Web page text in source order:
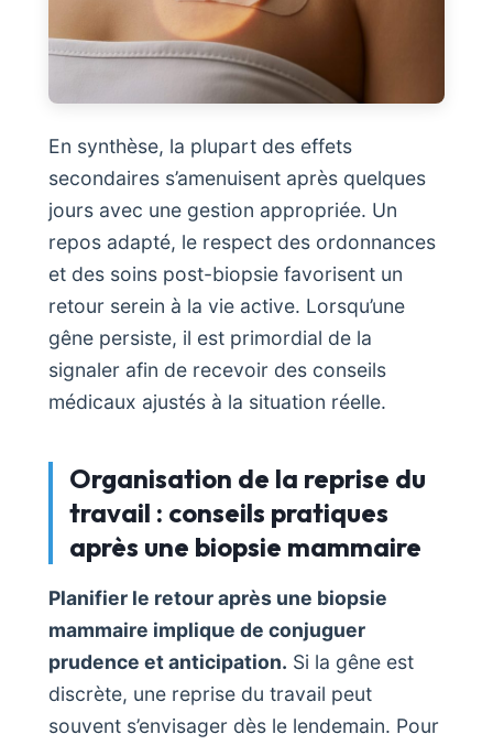
En synthèse, la plupart des effets
secondaires s’amenuisent après quelques
jours avec une gestion appropriée. Un
repos adapté, le respect des ordonnances
et des soins post-biopsie favorisent un
retour serein à la vie active. Lorsqu’une
gêne persiste, il est primordial de la
signaler afin de recevoir des conseils
médicaux ajustés à la situation réelle.
Organisation de la reprise du
travail : conseils pratiques
après une biopsie mammaire
Planifier le retour après une biopsie
mammaire implique de conjuguer
prudence et anticipation. Si la gêne est
discrète, une reprise du travail peut
souvent s’envisager dès le lendemain. Pour